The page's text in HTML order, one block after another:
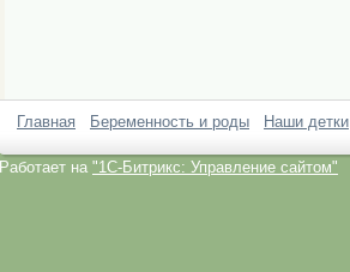
Главная Беременность и роды Наши детки
Работает на "1C-Битрикс: Управление сайтом"